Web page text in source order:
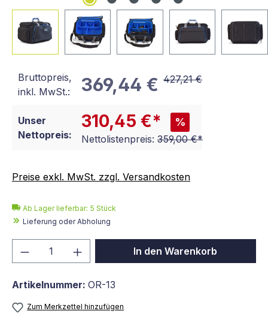
Bruttopreis,
inkl. MwSt.:
369,44 € 427,21 €
Unser
Nettopreis:
310,45 €* %
Nettolistenpreis: 359,00 €*
Preise exkl. MwSt. zzgl. Versandkosten
Ab Lager lieferbar: 5 Stück
Lieferung oder Abholung
Produkt Anzahl: Gib denIn den Warenkorb
Artikelnummer: OR-13
Zum Merkzettel hinzufügen